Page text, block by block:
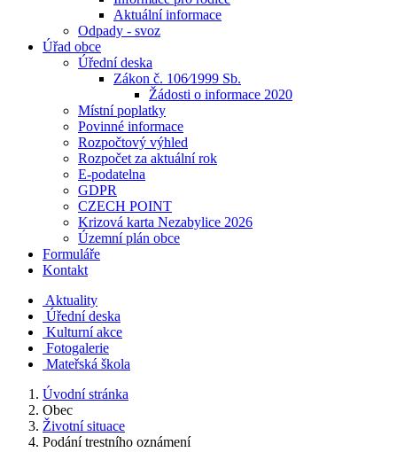
Aktuální informace
Odpady - svoz
Úřad obce
Úřední deska
Zákon č. 106⁄1999 Sb.
Žádosti o informace 2020
Místní poplatky
Povinné informace
Rozpočtový výhled
Rozpočet za aktuální rok
E-podatelna
GDPR
CZECH POINT
Krizová karta Nezabylice 2026
Územní plán obce
Formuláře
Kontakt
Aktuality
Úřední deska
Kulturní akce
Fotogalerie
Mateřská škola
Úvodní stránka
Obec
Životní situace
Podání trestního oznámení